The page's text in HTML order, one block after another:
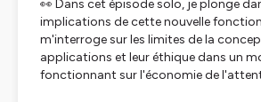
👀 Dans cet épisode solo, je plonge
implications de cette nouvelle
m'interroge sur les limites de la
applications et leur éthique dans un
fonctionnant sur l'économie de